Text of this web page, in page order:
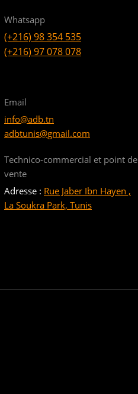
Whatsapp
(+216) 98 354 535
(+216) 97 078 078
Email
info@adb.tn
adbtunis@gmail.com
Technico-commercial et point de
vente
Adresse : Rue Jaber Ibn Hayen ,
La Soukra Park, Tunis